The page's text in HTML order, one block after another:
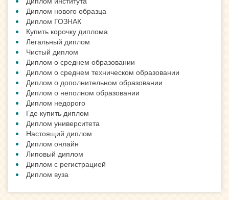
Диплом нового образца
Диплом ГОЗНАК
Купить корочку диплома
Легальный диплом
Чистый диплом
Диплом о среднем образовании
Диплом о среднем техническом образовании
Диплом о дополнительном образовании
Диплом о неполном образовании
Диплом недорого
Где купить диплом
Диплом университета
Настоящий диплом
Диплом онлайн
Липовый диплом
Диплом с регистрацией
Диплом вуза